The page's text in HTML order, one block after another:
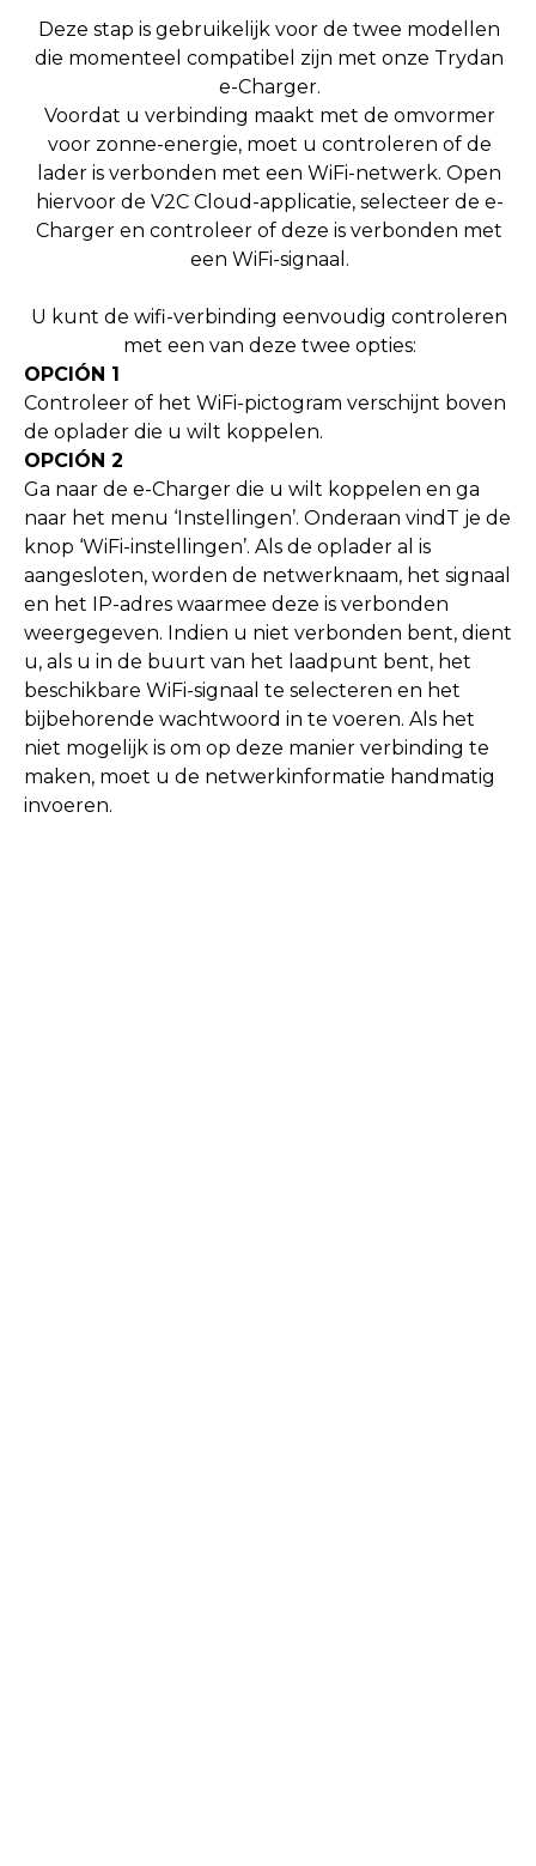
Deze stap is gebruikelijk voor de twee modellen
die momenteel compatibel zijn met onze Trydan
e-Charger.
Voordat u verbinding maakt met de omvormer
voor zonne-energie, moet u controleren of de
lader is verbonden met een WiFi-netwerk. Open
hiervoor de V2C Cloud-applicatie, selecteer de e-
Charger en controleer of deze is verbonden met
een WiFi-signaal.
U kunt de wifi-verbinding eenvoudig controleren
met een van deze twee opties:
OPCIÓN 1
Controleer of het WiFi-pictogram verschijnt boven
de oplader die u wilt koppelen.
OPCIÓN 2
Ga naar de e-Charger die u wilt koppelen en ga
naar het menu ‘Instellingen’. Onderaan vindT je de
knop ‘WiFi-instellingen’. Als de oplader al is
aangesloten, worden de netwerknaam, het signaal
en het IP-adres waarmee deze is verbonden
weergegeven. Indien u niet verbonden bent, dient
u, als u in de buurt van het laadpunt bent, het
beschikbare WiFi-signaal te selecteren en het
bijbehorende wachtwoord in te voeren. Als het
niet mogelijk is om op deze manier verbinding te
maken, moet u de netwerkinformatie handmatig
invoeren.